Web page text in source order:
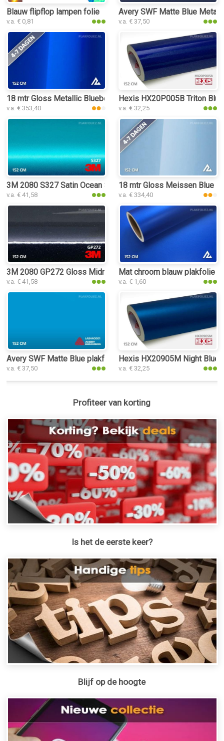
Blauw flipflop lampen folie
v.a. € 0,81
Avery SWF Matte Blue
v.a. € 37,50
18 mtr Gloss Metallic Blueberry 3067 plakfolie
v.a. € 353,40
Hexis HX20P005B Triton
v.a. € 32,25
3M 2080 S327 Satin Ocean Shimmer plakfolie
v.a. € 41,58
18 mtr Gloss Meissen Blue
v.a. € 334,40
3M 2080 GP272 Gloss Midnight Blue plakfolie
v.a. € 41,58
Mat chroom blauw plakfolie
v.a. € 1,60
Avery SWF Matte Blue plakfolie
v.a. € 37,50
Hexis HX20905M Night Blue
v.a. € 32,25
Profiteer van korting
Is het de eerste keer?
Blijf op de hoogte